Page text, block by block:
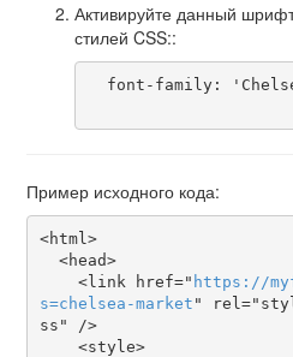
Активируйте данный
стилей CSS::
Пример исходного кода:
<html>
    <link href="
https ://
s=chelsea-market "
ss" />